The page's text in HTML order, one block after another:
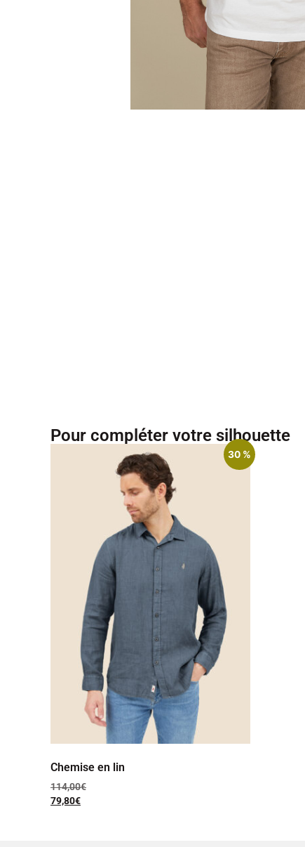
Pour compléter votre silhouette
30 %
Chemise en lin
114,00€
79,80€